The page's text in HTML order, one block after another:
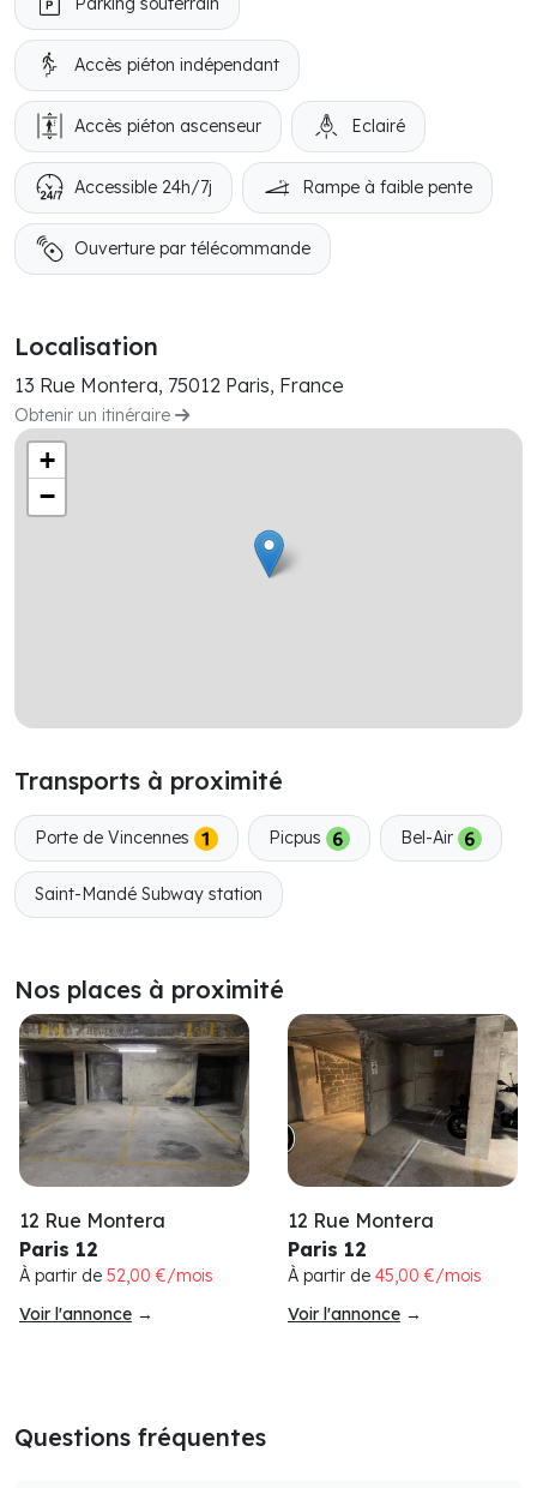
Accès piéton indépendant
Accès piéton ascenseur Eclairé
Accessible 24h/7j Rampe à faible pente
Ouverture par télécommande
Localisation
13 Rue Montera, 75012 Paris, France
Obtenir un itinéraire
+
−
Transports à proximité
Porte de Vincennes Picpus Bel-Air
Saint-Mandé Subway station
Nos places à proximité
12 Rue Montera
Paris 12
À partir de 52,00 €/mois
Voir l'annonce →
12 Rue Montera
Paris 12
À partir de 45,00 €/mois
Voir l'annonce →
Questions fréquentes